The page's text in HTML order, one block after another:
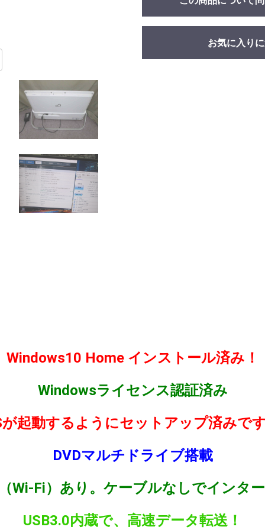
お気に入り
Windows10 Home インストール済み！
Windowsライセンス認証済み
が起動するようにセットアップ済みです
DVDマルチドライブ搭載
Wi-Fi）あり。ケーブルなしでインタ
USB3.0内蔵で、高速データ転送！